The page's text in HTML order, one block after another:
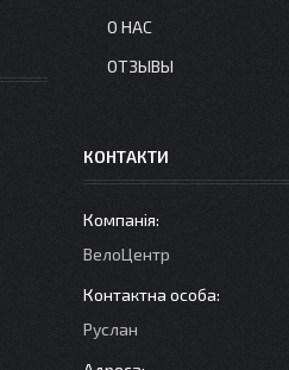
О НАС
ОТЗЫВЫ
КОНТАКТИ
ВелоЦентр
Руслан